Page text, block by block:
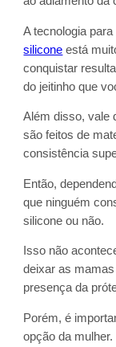
A tecnologia
silicone está
conquistar
do jeitinho que
Além disso, vale
são feitos de
consistência
Então,
que ninguém
silicone ou não.
Isso não
deixar as
presença da
Porém, é
opção da